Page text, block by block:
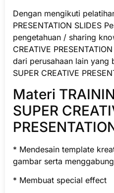
Dengan mengikuti
PRESENTATION SLIDES
pengetahuan / sharing
CREATIVE
dari perusahaan lain yang
SUPER CREATIVE
Materi
SUPER
* Mendesain template
gambar serta
* Membuat special effect